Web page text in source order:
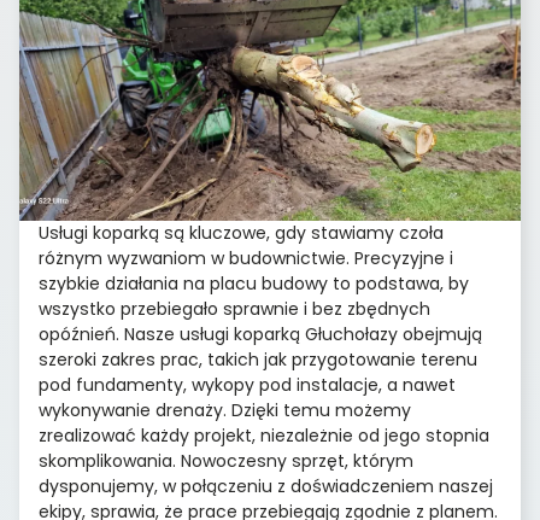
Usługi koparką są kluczowe, gdy stawiamy czoła
różnym wyzwaniom w budownictwie. Precyzyjne i
szybkie działania na placu budowy to podstawa, by
wszystko przebiegało sprawnie i bez zbędnych
opóźnień. Nasze usługi koparką Głuchołazy obejmują
szeroki zakres prac, takich jak przygotowanie terenu
pod fundamenty, wykopy pod instalacje, a nawet
wykonywanie drenaży. Dzięki temu możemy
zrealizować każdy projekt, niezależnie od jego stopnia
skomplikowania. Nowoczesny sprzęt, którym
dysponujemy, w połączeniu z doświadczeniem naszej
ekipy, sprawia, że prace przebiegają zgodnie z planem.